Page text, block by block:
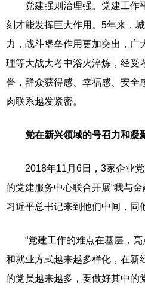
党建强则治理强。党建工作
刻才能发挥巨大作用。5年来，
力，战斗堡垒作用更加突出，广
理等大战大考中浴火淬炼，经受
誉，群众获得感、幸福感、安全
肉联系越发紧密。
党在新兴领域的号召力和凝
2018年11月6日，3家企业党
的党建服务中心联合开展“我与金
习近平总书记来到他们中间，同
“党建工作的难点在基层，亮
和就业方式越来越多样化，在新
的党员越来越多，要做好其中的